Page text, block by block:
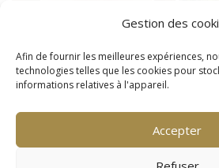
Gestion des
Afin de fournir les meilleures expériences,
technologies telles que les cookies pour
informations relatives à l'appareil.
Accepter